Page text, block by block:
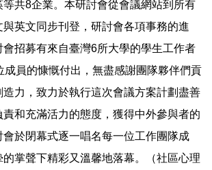
等共8企業。本研討會從會議網站到所有
英文同步刊登，研討會各項事務的進
招募有來自臺灣6所大學的學生工作者
成員的慷慨付出，無盡感謝團隊夥伴們貢
造力，致力於執行這次會議方案計劃盡善
和充滿活力的態度，獲得中外參與者的
於閉幕式逐一唱名每一位工作團隊成
的掌聲下精彩又溫馨地落幕。（社區心理